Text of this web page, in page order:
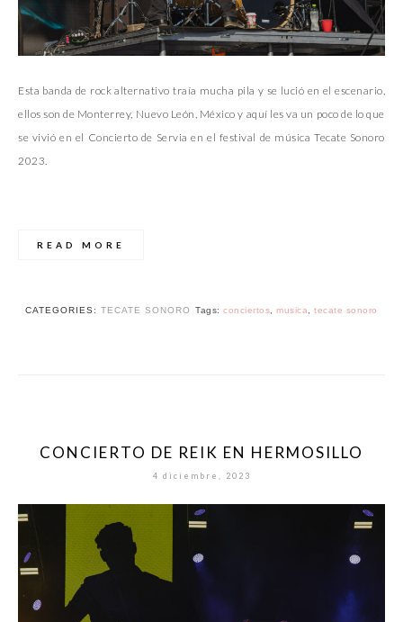
Esta banda de rock alternativo traía mucha pila y se lució en el escenario,
ellos son de Monterrey, Nuevo León, México y aquí les va un poco de lo que
se vivió en el Concierto de Servia en el festival de música Tecate Sonoro
2023.
READ MORE
CATEGORIES:TECATE SONORO Tags:conciertos ,musica ,tecate sonoro
CONCIERTO DE REIK EN HERMOSILLO
4 diciembre, 2023